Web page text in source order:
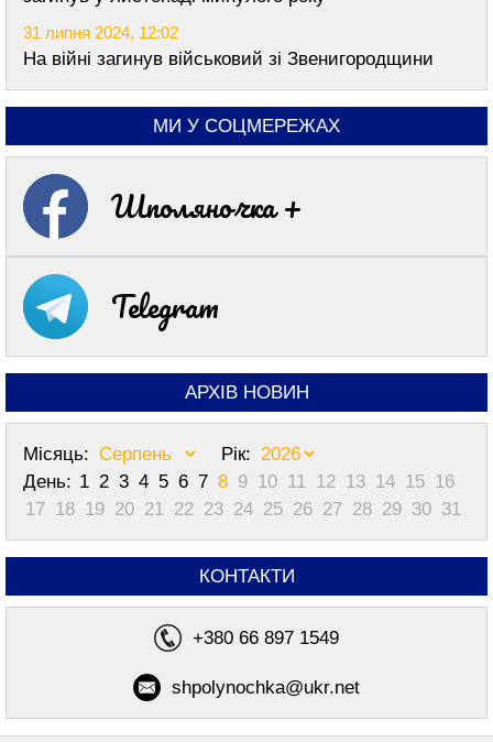
31 липня 2024, 12:02
На війні загинув військовий зі Звенигородщини
МИ У СОЦМЕРЕЖАХ
Шполяночка +
Telegram
АРХІВ НОВИН
Місяць:
Рік:
День: 1 2 3 4 5 6 7 8 9 10 11 12 13 14 15 16
17 18 19 20 21 22 23 24 25 26 27 28 29 30 31
КОНТАКТИ
+380 66 897 1549
shpolynochka@ukr.net